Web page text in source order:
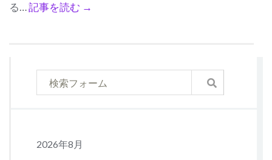
る…記事を読む →
2026年8月